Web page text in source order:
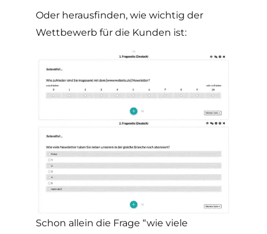
Oder herausfinden, wie wichtig der
Wettbewerb für die Kunden ist:
Schon allein die Frage “wie viele